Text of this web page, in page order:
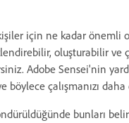
için ne kadar
oluşturabilir ve
Adobe Sensei'nin
böylece çalışmanızı
bunları